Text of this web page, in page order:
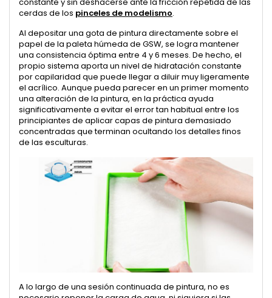
cerdas de los pinceles de modelismo.
Al depositar una gota de pintura directamente sobre el
papel de la paleta húmeda de GSW, se logra mantener
una consistencia óptima entre 4 y 6 meses. De hecho, el
propio sistema aporta un nivel de hidratación constante
por capilaridad que puede llegar a diluir muy ligeramente
el acrílico. Aunque pueda parecer en un primer momento
una alteración de la pintura, en la práctica ayuda
significativamente a evitar el error tan habitual entre los
principiantes de aplicar capas de pintura demasiado
concentradas que terminan ocultando los detalles finos
de las esculturas.
A lo largo de una sesión continuada de pintura, no es